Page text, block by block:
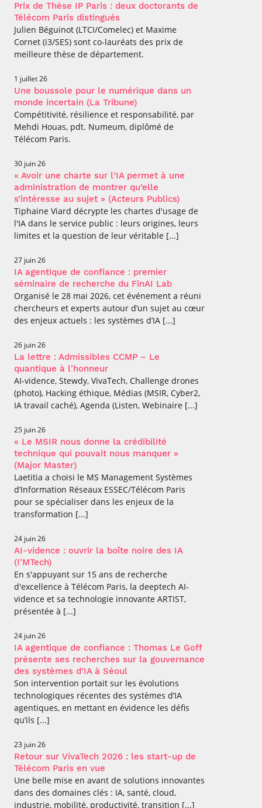
Prix de Thèse IP Paris : deux doctorants de
Télécom Paris distingués
Julien Béguinot (LTCI/Comelec) et Maxime
Cornet (i3/SES) sont co-lauréats des prix de
meilleure thèse de département.
1 juillet 26
Une boussole pour le numérique dans un
monde incertain (La Tribune)
Compétitivité, résilience et responsabilité, par
Mehdi Houas, pdt. Numeum, diplômé de
Télécom Paris.
30 juin 26
« Avoir une charte sur l’IA permet à une
administration de montrer qu’elle
s’intéresse au sujet » (Acteurs Publics)
Tiphaine Viard décrypte les chartes d'usage de
l'IA dans le service public : leurs origines, leurs
limites et la question de leur véritable [...]
27 juin 26
IA agentique de confiance : premier
séminaire de recherche du FinAI Lab
Organisé le 28 mai 2026, cet événement a réuni
chercheurs et experts autour d’un sujet au cœur
des enjeux actuels : les systèmes d’IA [...]
26 juin 26
La lettre : Admissibles CCMP – Le
quantique à l'honneur
AI-vidence, Stewdy, VivaTech, Challenge drones
(photo), Hacking éthique, Médias (MSIR, Cyber2,
IA travail caché), Agenda (Listen, Webinaire [...]
25 juin 26
« Le MSIR nous donne la crédibilité
technique qui pouvait nous manquer »
(Major Master)
Laetitia a choisi le MS Management Systèmes
d’Information Réseaux ESSEC/Télécom Paris
pour se spécialiser dans les enjeux de la
transformation [...]
24 juin 26
AI-vidence : ouvrir la boîte noire des IA
(I'MTech)
En s'appuyant sur 15 ans de recherche
d'excellence à Télécom Paris, la deeptech AI-
vidence et sa technologie innovante ARTIST,
présentée à [...]
24 juin 26
IA agentique de confiance : Thomas Le Goff
présente ses recherches sur la gouvernance
des systèmes d’IA à Séoul
Son intervention portait sur les évolutions
technologiques récentes des systèmes d’IA
agentiques, en mettant en évidence les défis
qu’ils [...]
23 juin 26
Retour sur VivaTech 2026 : les start-up de
Télécom Paris en vue
Une belle mise en avant de solutions innovantes
dans des domaines clés : IA, santé, cloud,
industrie, mobilité, productivité, transition [...]